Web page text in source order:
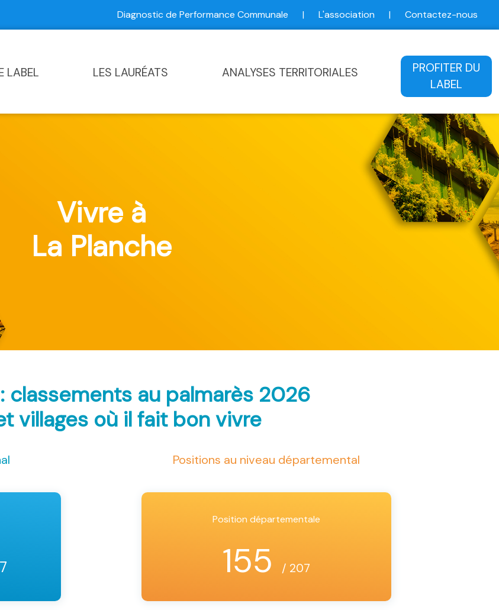
Diagnostic de Performance Communale | L'association | Contactez-nous
LABEL LES LAURÉATS ANALYSES TERRITORIALES
PROFITER DU
LABEL
Vivre à
La Planche
classements au palmarès 2026
villages où il fait bon vivre
Positions au niveau départemental
Position départementale
155 / 207